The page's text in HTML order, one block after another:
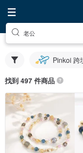
老公
Pinkoi 跨
找到 497 件商品